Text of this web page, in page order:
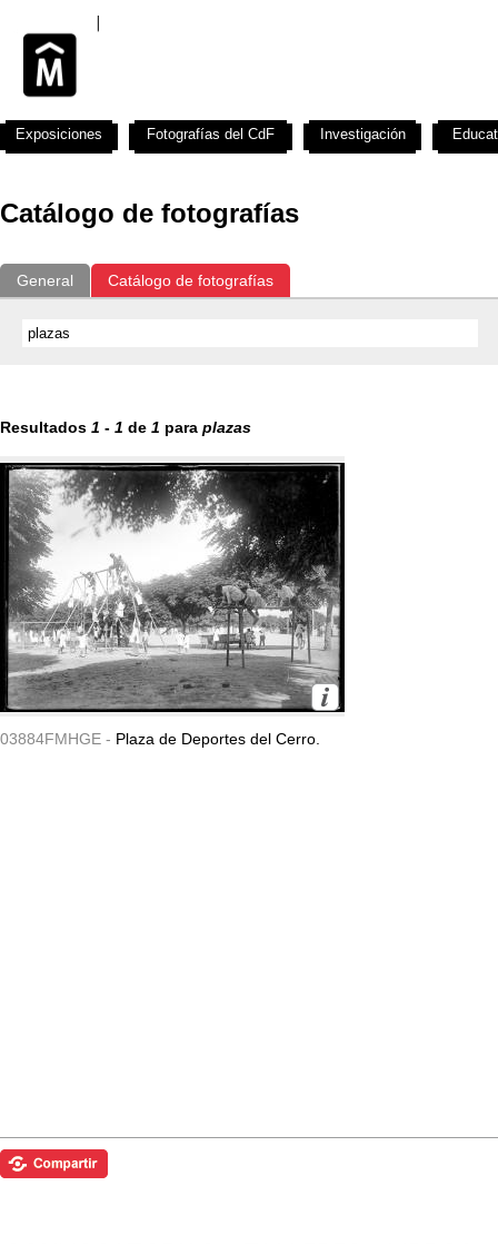
Catálogo de fotografías
General Catálogo de fotografías
Resultados 1 - 1 de 1 para plazas
03884FMHGE - Plaza de Deportes del Cerro.
Exposiciones Fotografías del CdF Investigación